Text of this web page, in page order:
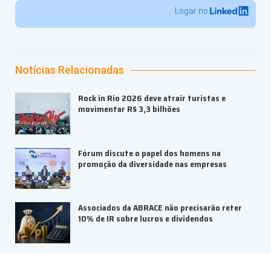
Logar no
Notícias Relacionadas
Rock in Rio 2026 deve atrair turistas e
movimentar R$ 3,3 bilhões
Fórum discute o papel dos homens na
promoção da diversidade nas empresas
Associados da ABRACE não precisarão reter
10% de IR sobre lucros e dividendos